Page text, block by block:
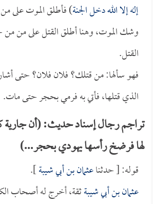
إله إلا الله دخل الجنة) فأطلق الموت على
وشك الموت، وهنا أطلق القتل على من
القتل.
فهو سألها: من قتلك؟ فلان فلان؟ حتى
الذي قتلها، فأتي به فرمي بحجر حتى مات.
تراجم رجال إسناد حديث: (أن جارية
لها فرضخ رأسها يهودي بحجر...)
قوله: [ حدثناعثمان بن أبي شيبة].
عثمان بن أبي شيبةثقة، أخرج له أصحاب